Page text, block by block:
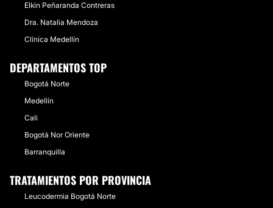
Elkin Peñaranda Contreras
Dra. Natalia Mendoza
Clínica Medellín
DEPARTAMENTOS TOP
Bogotá Norte
Medellín
Cali
Bogotá Nor Oriente
Barranquilla
TRATAMIENTOS POR PROVINCIA
Leucodermia Bogotá Norte